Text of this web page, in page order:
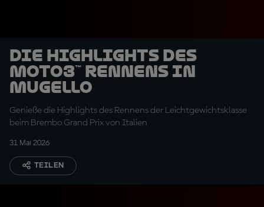
Die Highlights des
Moto3™ Rennens in
Mugello
Genieße die Highlights des Rennens der Leichtgewichtsklasse
beim Brembo Grand Prix von Italien
31 Mai 2026
TEILEN